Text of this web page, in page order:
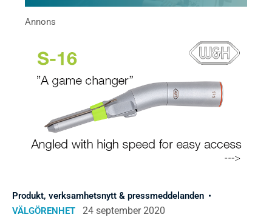
Produkt, verksamhetsnytt & pressmeddelanden
VÄLGÖRENHET
24 september 2020